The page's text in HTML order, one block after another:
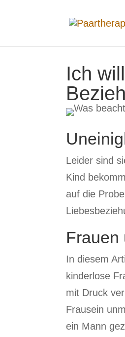
Ich
Leider sind
Kind
auf die
Frauen
In diesem
kinderlose
mit Druck
Frausein
ein Mann